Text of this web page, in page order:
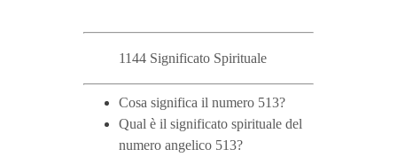
1144 Significato Spirituale
Cosa significa il numero 513?
Qual è il significato spirituale del
numero angelico 513?